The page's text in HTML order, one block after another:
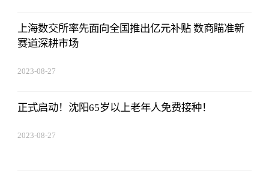
上海数交所率先面向全国推出亿元补贴 数商瞄准新
赛道深耕市场
2023-08-27
正式启动！沈阳65岁以上老年人免费接种！
2023-08-27